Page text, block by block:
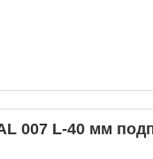
007 L-40 мм